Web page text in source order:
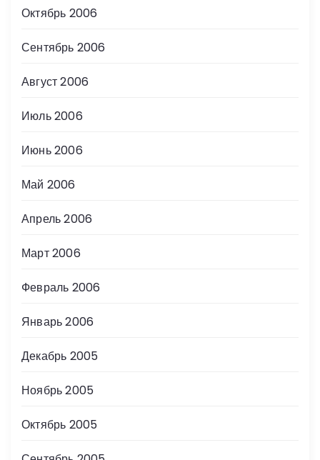
Октябрь 2006
Сентябрь 2006
Август 2006
Июль 2006
Июнь 2006
Май 2006
Апрель 2006
Март 2006
Февраль 2006
Январь 2006
Декабрь 2005
Ноябрь 2005
Октябрь 2005